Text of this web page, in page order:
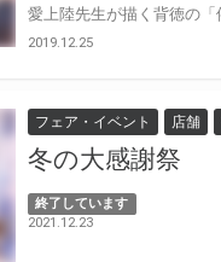
2019.12.25
フェア・イベント 店舗
冬の大感謝祭
終了しています
2021.12.23